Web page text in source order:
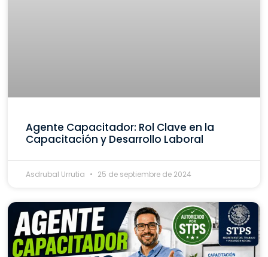
Agente Capacitador: Rol Clave en la
Capacitación y Desarrollo Laboral
Asdrubal Urrutia 25 de septiembre de 2024